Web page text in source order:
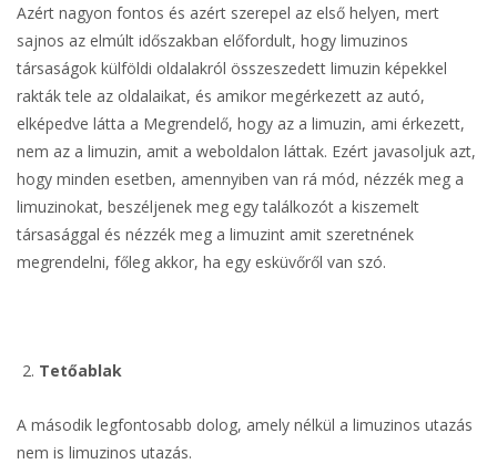
Azért nagyon fontos és azért szerepel az első helyen, mert
sajnos az elmúlt időszakban előfordult, hogy limuzinos
társaságok külföldi oldalakról összeszedett limuzin képekkel
rakták tele az oldalaikat, és amikor megérkezett az autó,
elképedve látta a Megrendelő, hogy az a limuzin, ami érkezett,
nem az a limuzin, amit a weboldalon láttak. Ezért javasoljuk azt,
hogy minden esetben, amennyiben van rá mód, nézzék meg a
limuzinokat, beszéljenek meg egy találkozót a kiszemelt
társasággal és nézzék meg a limuzint amit szeretnének
megrendelni, főleg akkor, ha egy esküvőről van szó.
Tetőablak
A második legfontosabb dolog, amely nélkül a limuzinos utazás
nem is limuzinos utazás.